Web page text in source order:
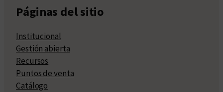
Páginas del sitio
Institucional
Gestión abierta
Recursos
Puntos de venta
Catálogo